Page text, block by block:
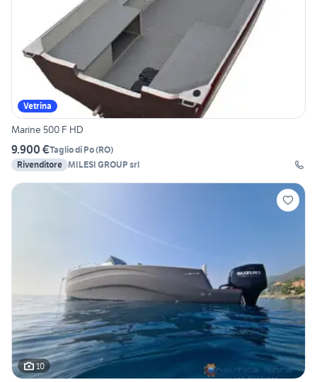
Vetrina
Marine 500 F HD
9.900 €Taglio di Po(RO)
Rivenditore MILESI GROUP srl
10